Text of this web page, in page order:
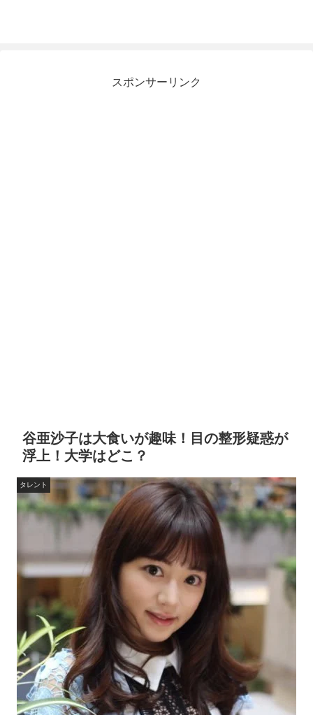
スポンサーリンク
谷亜沙子は大食いが趣味！目の整形疑惑が
浮上！大学はどこ？
タレント